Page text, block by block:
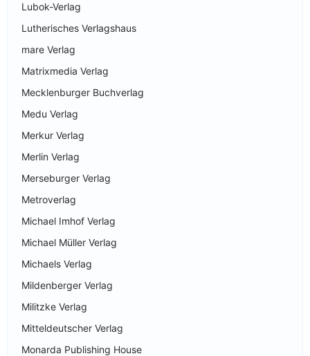
Lubok-Verlag
Lutherisches Verlagshaus
mare Verlag
Matrixmedia Verlag
Mecklenburger Buchverlag
Medu Verlag
Merkur Verlag
Merlin Verlag
Merseburger Verlag
Metroverlag
Michael Imhof Verlag
Michael Müller Verlag
Michaels Verlag
Mildenberger Verlag
Militzke Verlag
Mitteldeutscher Verlag
Monarda Publishing House